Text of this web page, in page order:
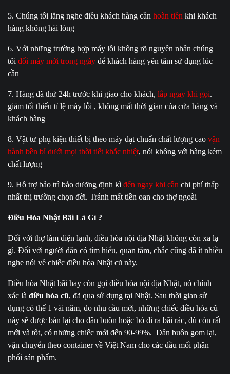
5. Chúng tôi lắng nghe điều khách hàng cần hoàn tiền khi khách
hàng không hài lòng
6. Với những trường hợp máy lỗi không rõ nguyên nhân chúng
tôi đổi máy mới trong ngày để khách hàng yên tâm sử dụng lúc
cần
7. Hàng đã thử 24h trước khi giao cho khách, lắp ngay khi gọi.
giảm tối thiểu tỉ lệ máy lỗi , không mất thời gian của cửa hàng và
khách hàng
8. Vật tư phụ kiện thiết bị theo máy đạt chuẩn chất lượng cao vận
hành bền bỉ dưới mọi thời tiết khắc nhiệt, nói không với hàng kém
chất lượng
9. Hỗ trợ bảo trì bảo dưỡng định kì đến ngay khi cần chi phí thấp
nhất thị trường chọn đời. Tránh mất tiền oan cho thợ ngoài
Điều Hòa Nhật Bãi Là Gì ?
Đối với thợ làm điện lạnh, điều hòa nội địa Nhật không còn xa lạ
gì. Đối với người dân có tìm hiểu, quan tâm, chắc cũng đã ít nhiều
nghe nói về chiếc điều hòa Nhật cũ này.
Điều hòa Nhật bãi hay còn gọi điều hòa nội địa Nhật, nó chính
xác là điều hòa cũ, đã qua sử dụng tại Nhật. Sau thời gian sử
dụng có thể 1 vài năm, do nhu cầu mới, những chiếc điều hòa cũ
này sẽ được bán lại cho dân buôn hoặc bỏ đi ra bãi rác, dù còn rất
mới và tốt, có những chiếc mới đến 90-99%. Dân buôn gom lại,
vận chuyển theo container về Việt Nam cho các đầu mối phân
phối sản phẩm.